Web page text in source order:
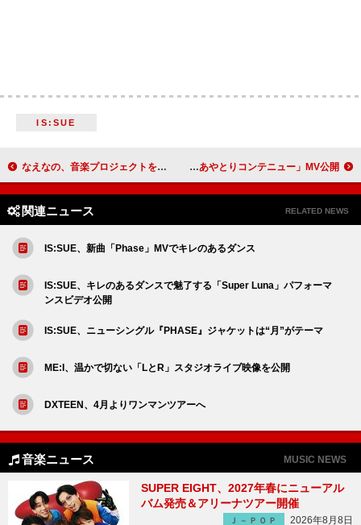
IS:SUE
なえなの、音楽プロジェクトを再始動 Novel Core、ビジュアルとリリックがシンクロする「あやとりコンテニュー」MV公開
関連ニュース RELATED NEWS
IS:SUE、新曲「Phase」MVでキレのあるダンス
IS:SUE、キレのあるダンスで魅了する「Super Luna」パフォーマ
ンスビデオ公開
IS:SUE、ニューシングル『PHASE』ジャケットは“月”がテーマ
ME:I、温かで切ない「LとR」スタジオライブ映像を公開
DXTEEN、4月よりワンマンツアーへ
音楽ニュース MUSIC NEWS
SUPER EIGHT、2027年春にニューアル
バム発売＆アリーナツアー開催
Ｊ－ＰＯＰ 2026年8月8日